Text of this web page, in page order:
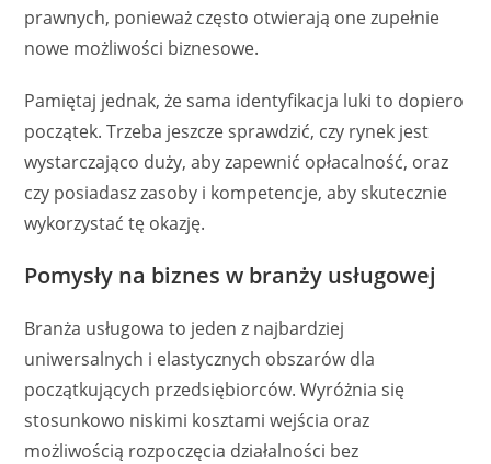
prawnych, ponieważ często otwierają one zupełnie
nowe możliwości biznesowe.
Pamiętaj jednak, że sama identyfikacja luki to dopiero
początek. Trzeba jeszcze sprawdzić, czy rynek jest
wystarczająco duży, aby zapewnić opłacalność, oraz
czy posiadasz zasoby i kompetencje, aby skutecznie
wykorzystać tę okazję.
Pomysły na biznes w branży usługowej
Branża usługowa to jeden z najbardziej
uniwersalnych i elastycznych obszarów dla
początkujących przedsiębiorców. Wyróżnia się
stosunkowo niskimi kosztami wejścia oraz
możliwością rozpoczęcia działalności bez